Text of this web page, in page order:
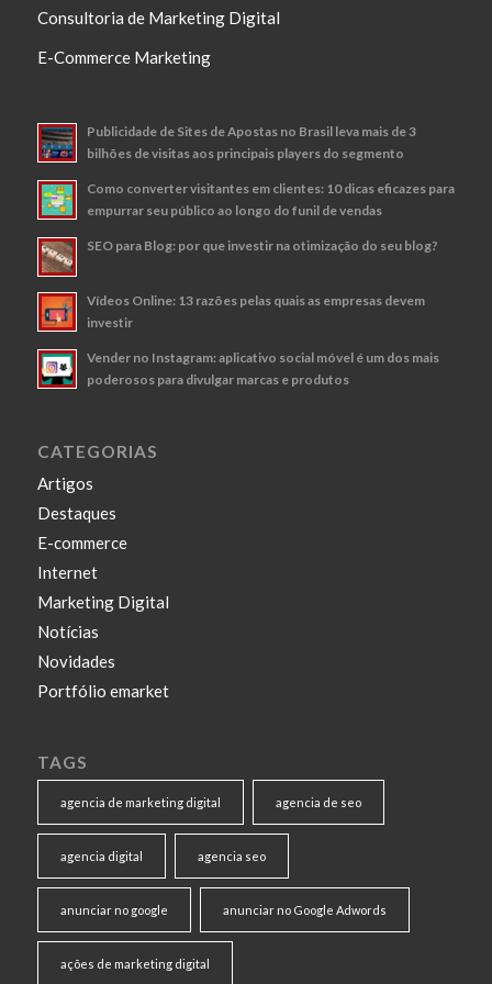
Consultoria de Marketing Digital
E-Commerce Marketing
Publicidade de Sites de Apostas no Brasil leva mais de 3
bilhões de visitas aos principais players do segmento
Como converter visitantes em clientes: 10 dicas eficazes para
empurrar seu público ao longo do funil de vendas
SEO para Blog: por que investir na otimização do seu blog?
Vídeos Online: 13 razões pelas quais as empresas devem
investir
Vender no Instagram: aplicativo social móvel é um dos mais
poderosos para divulgar marcas e produtos
CATEGORIAS
Artigos
Destaques
E-commerce
Internet
Marketing Digital
Notícias
Novidades
Portfólio emarket
TAGS
agencia de marketing digital agencia de seo
agencia digital agencia seo
anunciar no google anunciar no Google Adwords
ações de marketing digital